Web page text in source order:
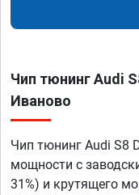
Чип тюнинг Audi
Иваново
Чип тюнинг Audi S8
мощности с
31%) и крутящего